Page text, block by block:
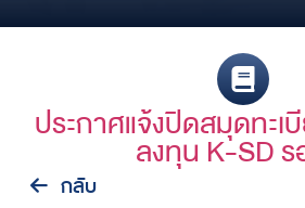
ประกาศแจ้งปิดสมุดทะ
ลงทุน K-SD ร
กลับ